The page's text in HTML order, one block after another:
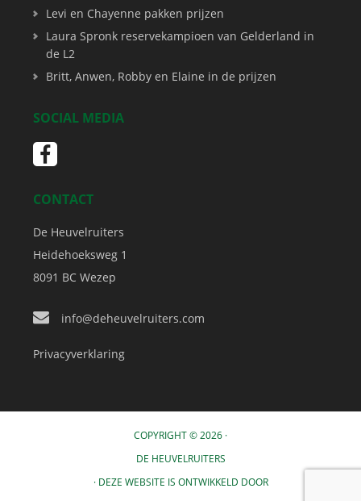
Levi en Chayenne pakken prijzen
Laura Spronk reservekampioen van Gelderland in
de L2
Britt, Anwen, Robby en Elaine in de prijzen
SOCIAL MEDIA
CONTACT
De Heuvelruiters
Heidehoeksweg 1
8091 BC Wezep
info@deheuvelruiters.com
Privacyverklaring
COPYRIGHT © 2026 ·
DE HEUVELRUITERS
· DEZE WEBSITE IS ONTWIKKELD DOOR